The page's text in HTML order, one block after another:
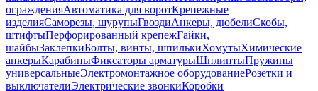
огражденияАвтоматика для воротКрепежные
изделияСаморезы, шурупыГвоздиАнкеры, дюбелиСкобы,
штифтыПерфорированный крепежГайки,
шайбыЗаклепкиБолты, винты, шпилькиХомутыХимические
анкерыКарабиныФиксаторы арматурыШплинтыПружины
универсальныеЭлектромонтажное оборудованиеРозетки и
выключателиЭлектрические звонкиКоробки